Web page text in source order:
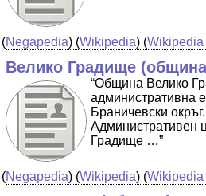
(Negapedia) (Wikipedia) (Wikipedia
Велико Градище
“Община Велико
административна
Браничевски
Административен
Градище …”
(Negapedia) (Wikipedia) (Wikipedia